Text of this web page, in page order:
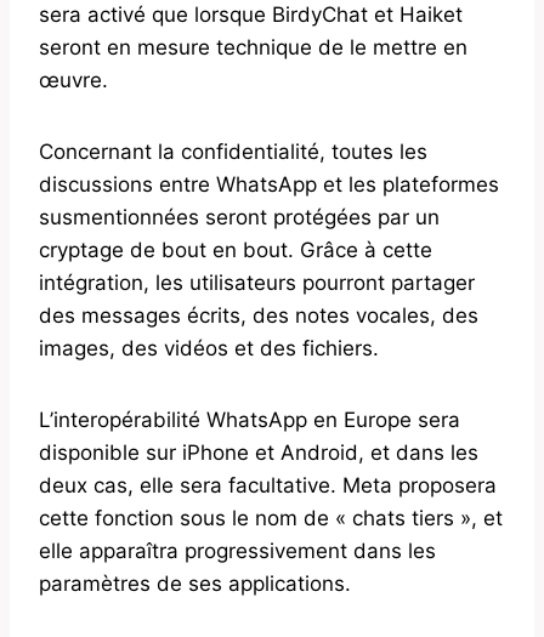
sera activé que lorsque BirdyChat et Haiket
seront en mesure technique de le mettre en
œuvre.
Concernant la confidentialité, toutes les
discussions entre WhatsApp et les plateformes
susmentionnées seront protégées par un
cryptage de bout en bout. Grâce à cette
intégration, les utilisateurs pourront partager
des messages écrits, des notes vocales, des
images, des vidéos et des fichiers.
L’interopérabilité WhatsApp en Europe sera
disponible sur iPhone et Android, et dans les
deux cas, elle sera facultative. Meta proposera
cette fonction sous le nom de « chats tiers », et
elle apparaîtra progressivement dans les
paramètres de ses applications.